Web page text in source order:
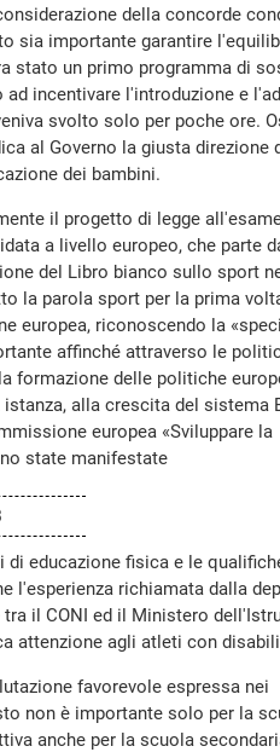
della concorde
sia importante garantire
stato un primo programma di
incentivare l'introduzione e
svolto solo per poche ore.
al Governo la giusta direzione
dei bambini.
il progetto di legge
a livello europeo, che parte
del Libro bianco sullo sport
la parola sport per la prima
europea, riconoscendo la
affinché attraverso le
formazione delle politiche
alla crescita del sistema
europea «Sviluppare la
state manifestate
educazione fisica e le
l'esperienza richiamata dalla
il CONI ed il Ministero
attenzione agli atleti con
favorevole espressa nei
non è importante solo per la
anche per la scuola